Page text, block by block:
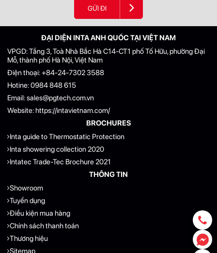
GỬI ĐI
ĐẠI DIỆN INTA ANH QUỐC TẠI VIỆT NAM
VPGD: Tầng 3, Toà Nhà Bắc Hà C14-CT1 phố Tố Hữu, phường Đại
Mỗ, thành phố Hà Nội, Việt Nam
Điện thoại:+84-24-7302 3588
Hotine:0984 848 615
Email:sales@pgtech.com.vn
Website:https://intavietnam.com/
BROCHURES
Inta guide to Thermostatic Protection
Inta showering collection 2020
Intatec Trade-Tec Brochure 2021
THÔNG TIN
Showroom
Tuyển dụng
Điều kiện mua hàng
Chính sách thanh toán
Thương hiệu
Sitemap